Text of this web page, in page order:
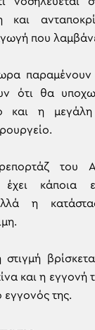
και
που
παραμένουν
ότι θα
και η μεγάλη
του
έχει κάποια
η
και η εγγονή
εγγονός της.